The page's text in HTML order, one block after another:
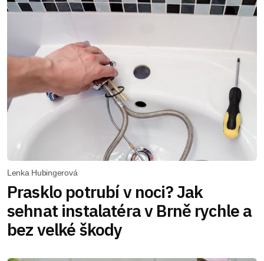
Lenka Hubingerová
Prasklo potrubí v noci? Jak
sehnat instalatéra v Brně rychle a
bez velké škody